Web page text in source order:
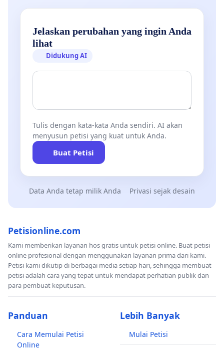
Jelaskan perubahan yang ingin Anda
lihat
Didukung AI
Tulis dengan kata-kata Anda sendiri. AI akan
menyusun petisi yang kuat untuk Anda.
Buat Petisi
Data Anda tetap milik Anda Privasi sejak desain
Petisionline.com
Kami memberikan layanan hos gratis untuk petisi online. Buat petisi
online profesional dengan menggunakan layanan prima dari kami.
Petisi kami dikutip di berbagai media setiap hari, sehingga membuat
petisi adalah cara yang tepat untuk mendapat perhatian publik dan
para pembuat keputusan.
Panduan
Cara Memulai Petisi
Online
Lebih Banyak
Mulai Petisi